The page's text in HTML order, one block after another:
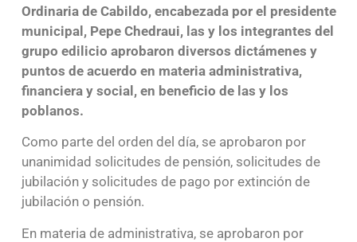
Ordinaria de Cabildo, encabezada por el presidente
municipal, Pepe Chedraui, las y los integrantes del
grupo edilicio aprobaron diversos dictámenes y
puntos de acuerdo en materia administrativa,
financiera y social, en beneficio de las y los
poblanos.
Como parte del orden del día, se aprobaron por
unanimidad solicitudes de pensión, solicitudes de
jubilación y solicitudes de pago por extinción de
jubilación o pensión.
En materia de administrativa, se aprobaron por